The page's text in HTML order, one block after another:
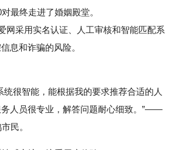
最终走进了婚姻殿堂。
采用实名认证、人工审核和智能匹配系
息和诈骗的风险。
很智能，能根据我的要求推荐合适的人
人员很专业，解答问题耐心细致。”——
民。